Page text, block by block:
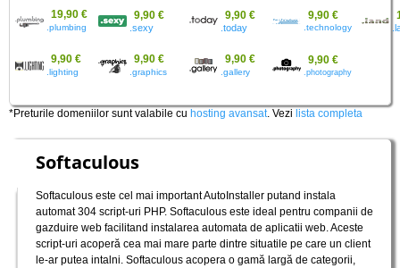
.plumbing
19,90 €
.sexy
9,90 €
.today
9,90 €
.technology
9,90 €
.lighting
9,90 €
.graphics
9,90 €
.gallery
9,90 €
.photography
9,90 €
*Preturile domeniilor sunt valabile cu hosting avansat. Vezi lista completa
Softaculous
Softaculous este cel mai important AutoInstaller putand instala
automat 304 script-uri PHP. Softaculous este ideal pentru companii de
gazduire web facilitand instalarea automata de aplicatii web. Aceste
script-uri acoperă cea mai mare parte dintre situatile pe care un client
le-ar putea intalni. Softaculous acopera o gamă largă de categorii,